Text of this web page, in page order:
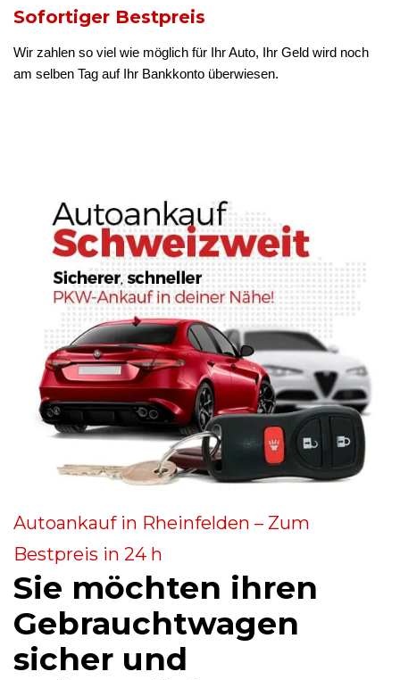
Sofortiger Bestpreis
Wir zahlen so viel wie möglich für Ihr Auto, Ihr Geld wird noch
am selben Tag auf Ihr Bankkonto überwiesen.
Autoankauf in Rheinfelden – Zum
Bestpreis in 24 h
Sie möchten ihren
Gebrauchtwagen
sicher und